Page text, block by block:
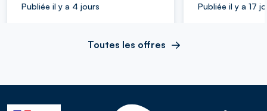
Publiée il y a 4 jours Publiée il y a 17
Toutes les offres